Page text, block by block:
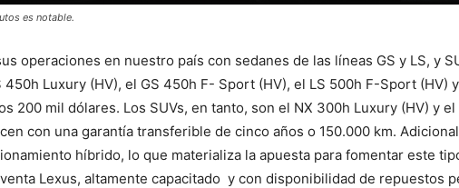
es notable.
operaciones en nuestro país con sedanes de las líneas GS y LS, y
Luxury (HV), el GS 450h F- Sport (HV), el LS 500h F-Sport (HV)
200 mil dólares. Los SUVs, en tanto, son el NX 300h Luxury (HV) y
con una garantía transferible de cinco años o 150.000 km.
híbrido, lo que materializa la apuesta para fomentar este
Lexus, altamente capacitado y con disponibilidad de repuestos